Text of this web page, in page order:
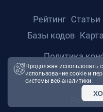
© 2026 ТРТС24.
Рейтинг Статьи
Базы кодов
Политика
Продолжая использовать
использование cookie и
системы веб-аналитики.